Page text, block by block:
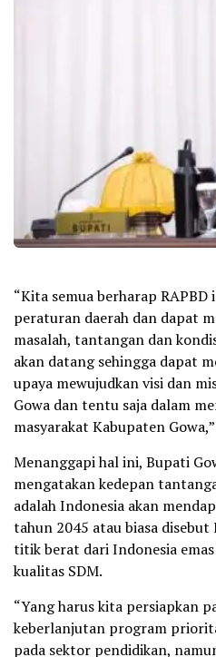
“Kita semua berharap
peraturan daerah dan dapat
masalah, tantangan dan
akan datang sehingga dapat
upaya mewujudkan visi dan
Gowa dan tentu saja dalam
masyarakat Kabupaten
Menanggapi hal ini, Bupati
mengatakan kedepan
adalah Indonesia akan
tahun 2045 atau biasa disebut
titik berat dari Indonesia
kualitas SDM.
“Yang harus kita persiapkan
keberlanjutan program
pada sektor pendidikan,